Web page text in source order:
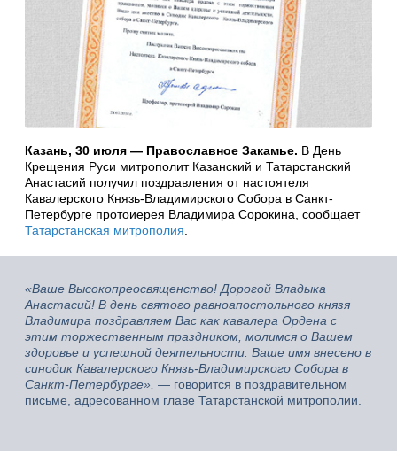
Казань, 30 июля — Православное Закамье. В День
Крещения Руси митрополит Казанский и Татарстанский
Анастасий получил поздравления от настоятеля
Кавалерского Князь-Владимирского Собора в Санкт-
Петербурге протоиерея Владимира Сорокина, сообщает
Татарстанская митрополия
«Ваше Высокопреосвященство! Дорогой Владыка
Анастасий! В день святого равноапостольного князя
Владимира поздравляем Вас как кавалера Ордена с
этим торжественным праздником, молимся о Вашем
здоровье и успешной деятельности. Ваше имя внесено в
синодик Кавалерского Князь-Владимирского Собора в
Санкт-Петербурге», — говорится в поздравительном
письме, адресованном главе Татарстанской митрополии.